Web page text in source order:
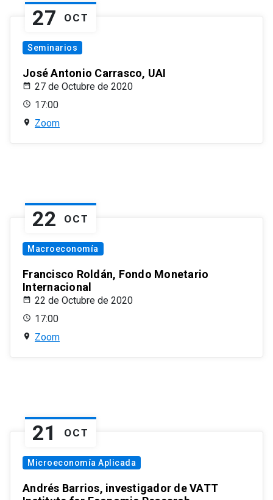
27 OCT
Seminarios
José Antonio Carrasco, UAI
27 de Octubre de 2020
17:00
Zoom
22 OCT
Macroeconomía
Francisco Roldán, Fondo Monetario
Internacional
22 de Octubre de 2020
17:00
Zoom
21 OCT
Microeconomía Aplicada
Andrés Barrios, investigador de VATT